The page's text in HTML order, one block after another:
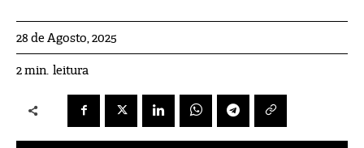
28 de Agosto, 2025
2min. leitura